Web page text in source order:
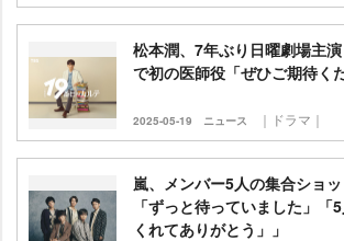
松本潤、7年ぶり日曜劇場主
で初の医師役「ぜひご期待く
2025-05-19 ニュース ｜ドラマ｜
嵐、メンバー5人の集合ショ
「ずっと待っていました」「
くれてありがとう」」